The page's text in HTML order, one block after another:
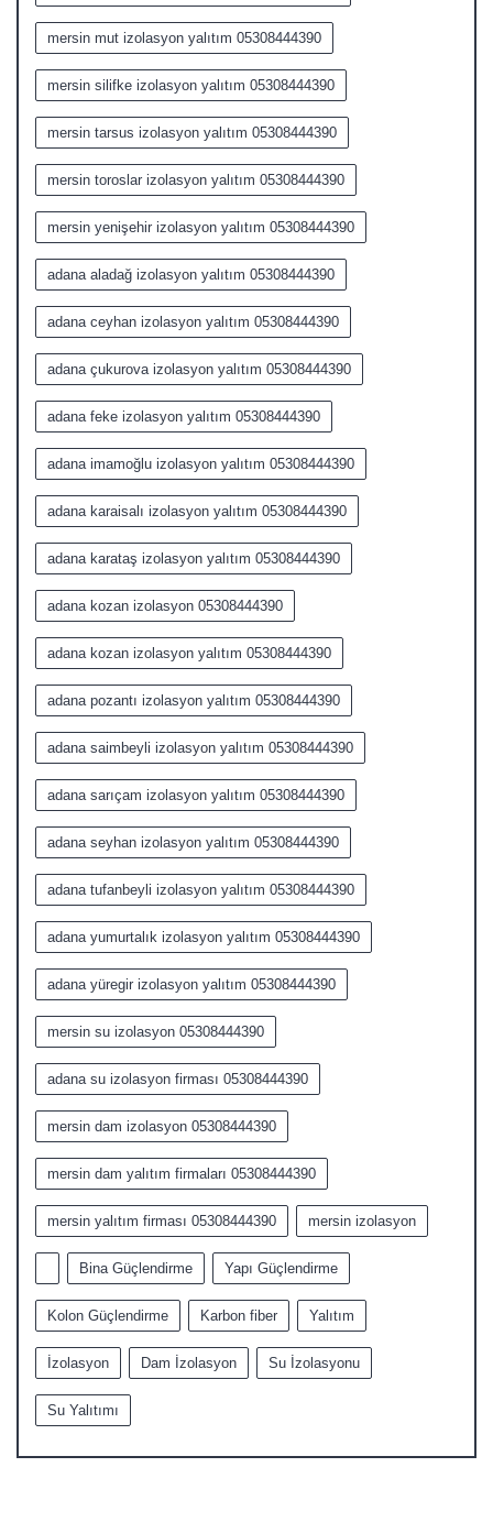
mersin mut izolasyon yalıtım 05308444390
mersin silifke izolasyon yalıtım 05308444390
mersin tarsus izolasyon yalıtım 05308444390
mersin toroslar izolasyon yalıtım 05308444390
mersin yenişehir izolasyon yalıtım 05308444390
adana aladağ izolasyon yalıtım 05308444390
adana ceyhan izolasyon yalıtım 05308444390
adana çukurova izolasyon yalıtım 05308444390
adana feke izolasyon yalıtım 05308444390
adana imamoğlu izolasyon yalıtım 05308444390
adana karaisalı izolasyon yalıtım 05308444390
adana karataş izolasyon yalıtım 05308444390
adana kozan izolasyon 05308444390
adana kozan izolasyon yalıtım 05308444390
adana pozantı izolasyon yalıtım 05308444390
adana saimbeyli izolasyon yalıtım 05308444390
adana sarıçam izolasyon yalıtım 05308444390
adana seyhan izolasyon yalıtım 05308444390
adana tufanbeyli izolasyon yalıtım 05308444390
adana yumurtalık izolasyon yalıtım 05308444390
adana yüregir izolasyon yalıtım 05308444390
mersin su izolasyon 05308444390
adana su izolasyon firması 05308444390
mersin dam izolasyon 05308444390
mersin dam yalıtım firmaları 05308444390
mersin yalıtım firması 05308444390 mersin izolasyon
Bina Güçlendirme Yapı Güçlendirme
Kolon Güçlendirme Karbon fiber Yalıtım
İzolasyon Dam İzolasyon Su İzolasyonu
Su Yalıtımı